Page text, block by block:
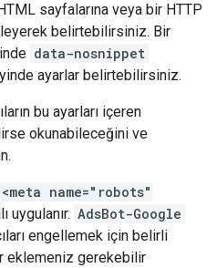
sayfalarına veya bir HTTP
belirtebilirsiniz. Bir
data-nosnippet
ayarlar belirtebilirsiniz.
bu ayarları içeren
okunabileceğini ve
<meta name="robots"
uygulanır. AdsBot-Google
engellemek için belirli
eklemeniz gerekebilir